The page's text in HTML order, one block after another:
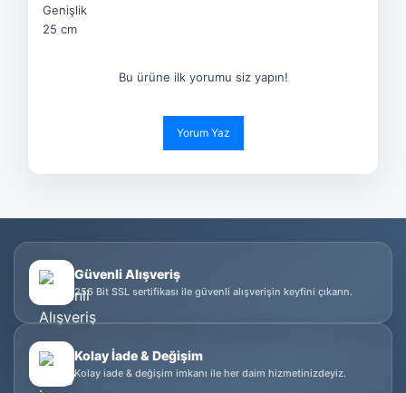
Genişlik
25 cm
Bu ürüne ilk yorumu siz yapın!
Yorum Yaz
Güvenli Alışveriş
256 Bit SSL sertifikası ile güvenli alışverişin keyfini çıkarın.
Kolay İade & Değişim
Kolay iade & değişim imkanı ile her daim hizmetinizdeyiz.